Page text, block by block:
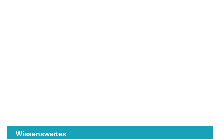
Wissenswertes